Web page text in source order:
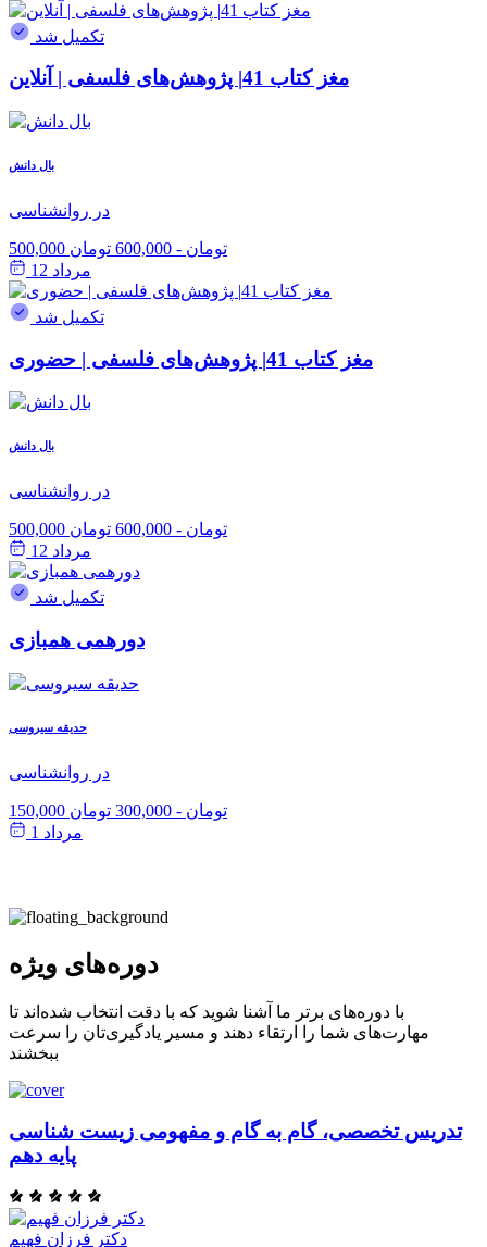
تکمیل شد
مغز کتاب 41| پژوهش‌های فلسفی | آنلاین
بال دانش
در روانشناسی
500,000 تومان - 600,000 تومان
مرداد 12
تکمیل شد
مغز کتاب 41| پژوهش‌های فلسفی | حضوری
بال دانش
در روانشناسی
500,000 تومان - 600,000 تومان
مرداد 12
تکمیل شد
دورهمی همبازی
حدیقه سیروسی
در روانشناسی
150,000 تومان - 300,000 تومان
مرداد 1
دوره‌های ویژه
با دوره‌های برتر ما آشنا شوید که با دقت انتخاب شده‌اند تا
مهارت‌های شما را ارتقاء دهند و مسیر یادگیری‌تان را سرعت
ببخشند
تدریس تخصصی، گام به گام و مفهومی زیست شناسی
پایه دهم
دکتر فرزان فهیم